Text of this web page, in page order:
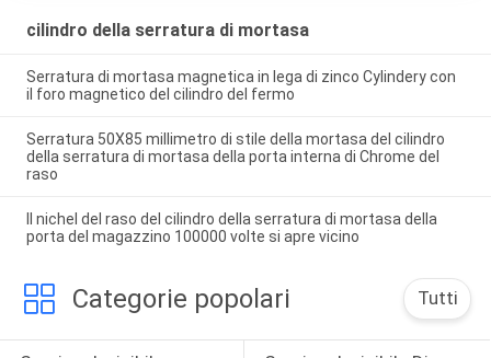
cilindro della serratura di mortasa
Serratura di mortasa magnetica in lega di zinco Cylindery con
il foro magnetico del cilindro del fermo
Serratura 50X85 millimetro di stile della mortasa del cilindro
della serratura di mortasa della porta interna di Chrome del
raso
Il nichel del raso del cilindro della serratura di mortasa della
porta del magazzino 100000 volte si apre vicino
Categorie popolari Tutti